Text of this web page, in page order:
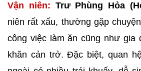
Vận niên: Trư Phùng Hỏa
niên rất xấu, thường gặp
công việc làm ăn cũng như gia
khăn cản trở. Đặc biệt, quan